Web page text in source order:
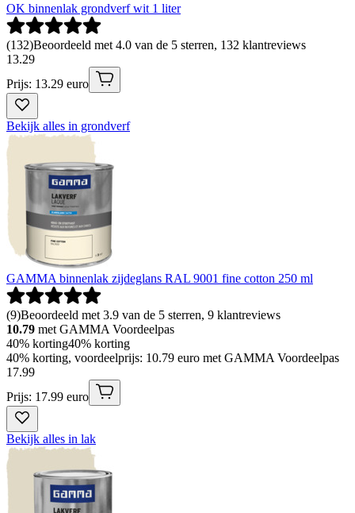
OK binnenlak grondverf wit 1 liter
(132)Beoordeeld met 4.0 van de 5 sterren, 132 klantreviews
13.29
Prijs: 13.29 euro
Bekijk alles in grondverf
GAMMA binnenlak zijdeglans RAL 9001 fine cotton 250 ml
(9)Beoordeeld met 3.9 van de 5 sterren, 9 klantreviews
10.79 met GAMMA Voordeelpas
40% korting40% korting
40% korting, voordeelprijs: 10.79 euro met GAMMA Voordeelpas
17.99
Prijs: 17.99 euro
Bekijk alles in lak